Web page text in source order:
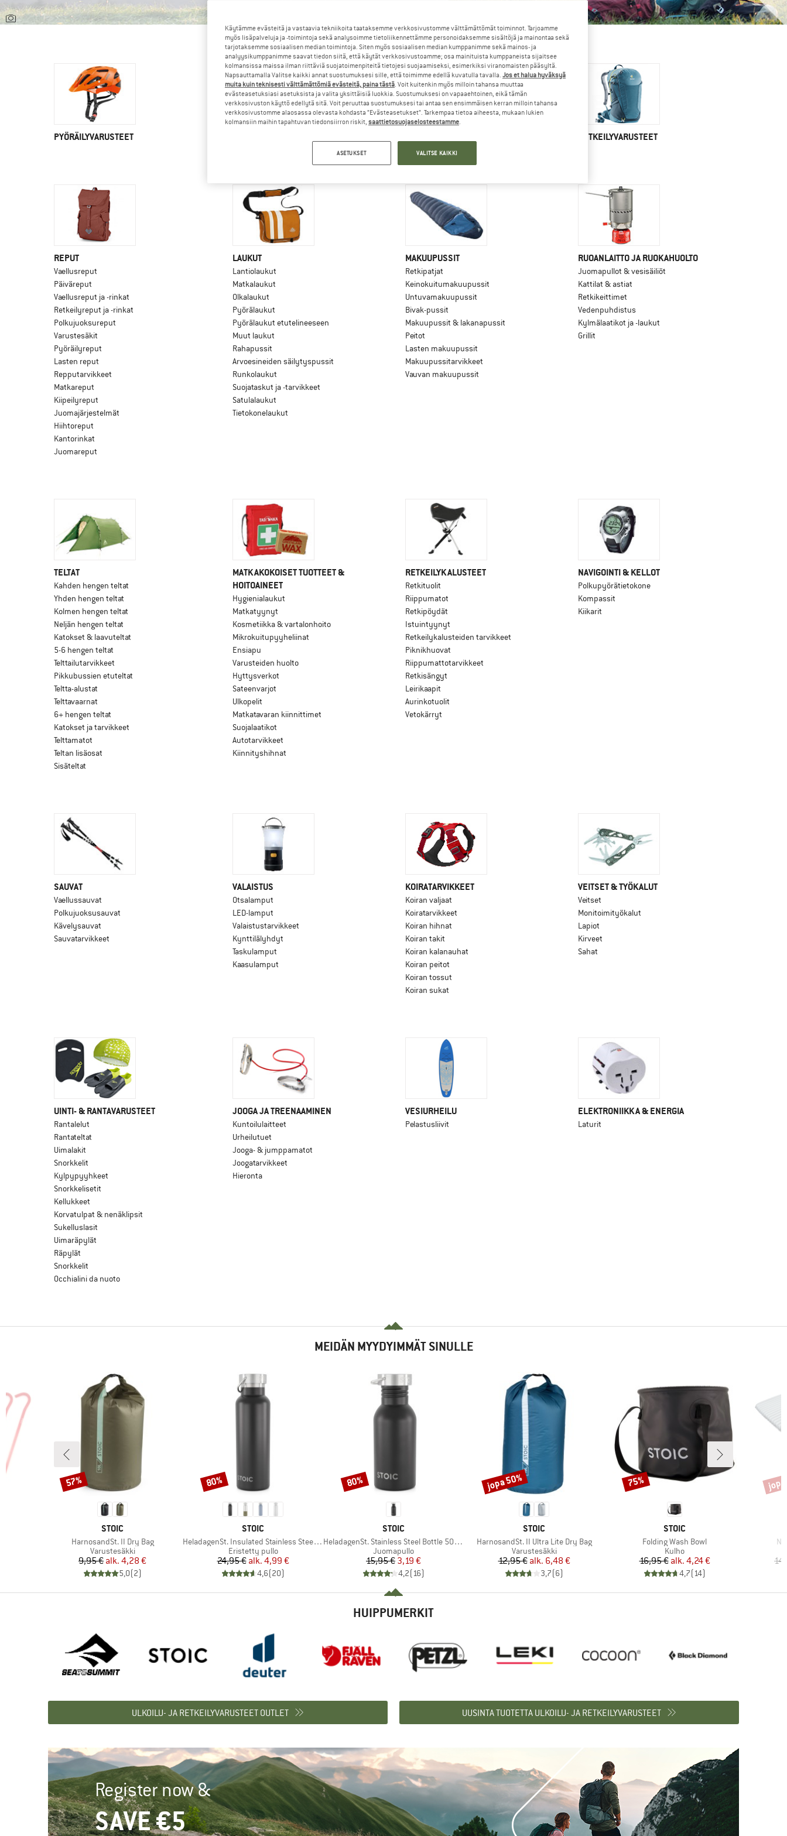
PYÖRÄILYVARUSTEET RETKEILYVARUSTEET
REPUT
Vaellusreput
Päiväreput
Vaellusreput ja -rinkat
Retkeilyreput ja -rinkat
Polkujuoksureput
Varustesäkit
Pyöräilyreput
Lasten reput
Repputarvikkeet
Matkareput
Kiipeilyreput
Juomajärjestelmät
Hiihtoreput
Kantorinkat
Juomareput
LAUKUT
Lantiolaukut
Matkalaukut
Olkalaukut
Pyörälaukut
Pyörälaukut etutelineeseen
Muut laukut
Rahapussit
Arvoesineiden säilytyspussit
Runkolaukut
Suojataskut ja -tarvikkeet
Satulalaukut
Tietokonelaukut
MAKUUPUSSIT
Retkipatjat
Keinokuitumakuupussit
Untuvamakuupussit
Bivak-pussit
Makuupussit & lakanapussit
Peitot
Lasten makuupussit
Makuupussitarvikkeet
Vauvan makuupussit
RUOANLAITTO JA RUOKAHUOLTO
Juomapullot & vesisäiliöt
Kattilat & astiat
Retkikeittimet
Vedenpuhdistus
Kylmälaatikot ja -laukut
Grillit
TELTAT
Kahden hengen teltat
Yhden hengen teltat
Kolmen hengen teltat
Neljän hengen teltat
Katokset & laavuteltat
5-6 hengen teltat
Telttailutarvikkeet
Pikkubussien etuteltat
Teltta-alustat
Telttavaarnat
6+ hengen teltat
Katokset ja tarvikkeet
Telttamatot
Teltan lisäosat
Sisäteltat
MATKAKOKOISET TUOTTEET &
HOITOAINEET
Hygienialaukut
Matkatyynyt
Kosmetiikka & vartalonhoito
Mikrokuitupyyheliinat
Ensiapu
Varusteiden huolto
Hyttysverkot
Sateenvarjot
Ulkopelit
Matkatavaran kiinnittimet
Suojalaatikot
Autotarvikkeet
Kiinnityshihnat
RETKEILYKALUSTEET
Retkituolit
Riippumatot
Retkipöydät
Istuintyynyt
Retkeilykalusteiden tarvikkeet
Piknikhuovat
Riippumattotarvikkeet
Retkisängyt
Leirikaapit
Aurinkotuolit
Vetokärryt
NAVIGOINTI & KELLOT
Polkupyörätietokone
Kompassit
Kiikarit
SAUVAT
Vaellussauvat
Polkujuoksusauvat
Kävelysauvat
Sauvatarvikkeet
VALAISTUS
Otsalamput
LED-lamput
Valaistustarvikkeet
Kynttilälyhdyt
Taskulamput
Kaasulamput
KOIRATARVIKKEET
Koiran valjaat
Koiratarvikkeet
Koiran hihnat
Koiran takit
Koiran kalanauhat
Koiran peitot
Koiran tossut
Koiran sukat
VEITSET & TYÖKALUT
Veitset
Monitoimityökalut
Lapiot
Kirveet
Sahat
UINTI- & RANTAVARUSTEET
Rantalelut
Rantateltat
Uimalakit
Snorkkelit
Kylpypyyhkeet
Snorkkelisetit
Kellukkeet
Korvatulpat & nenäklipsit
Sukelluslasit
Uimaräpylät
Räpylät
Snorkkelit
Occhialini da nuoto
JOOGA JA TREENAAMINEN
Kuntoilulaitteet
Urheilutuet
Jooga- & jumppamatot
Joogatarvikkeet
Hieronta
VESIURHEILU
Pelastusliivit
ELEKTRONIIKKA & ENERGIA
Laturit
MEIDÄN MYYDYIMMÄT SINULLE
MERKKI
STOIC
Tuote
HarnosandSt. II Dry Bag
Tuoteryhmä
Varustesäkki
Hinta
9,95 € Alennettu hinta
alk. 4,28 €
5,0(2)
Alennus
57%
MERKKI
STOIC
Tuote
HeladagenSt. Insulated Stainless Steel Bottle 500
Tuoteryhmä
Eristetty pullo
Hinta
24,95 € Alennettu hinta
alk. 4,99 €
4,6(20)
Alennus
80%
MERKKI
STOIC
Tuote
HeladagenSt. Stainless Steel Bottle 500ml
Tuoteryhmä
Juomapullo
Hinta
15,95 €Alennettu hinta
3,19 €
4,2( 16)
Alennus
80%
MERKKI
STOIC
Tuote
HarnosandSt. II Ultra Lite Dry Bag
Tuoteryhmä
Varustesäkki
Hinta
12,95 € Alennettu hinta
alk. 6,48 €
3,7(6)
Alennus
jopa 50%
MERKKI
STOIC
Tuote
Folding Wash Bowl
Tuoteryhmä
Kulho
Hinta
16,95 € Alennettu hinta
alk. 4,24 €
4,7( 14)
Alennus
75%
HUIPPUMERKIT
ULKOILU- JA RETKEILYVARUSTEET OUTLET UUSINTA TUOTETTA ULKOILU- JA RETKEILYVARUSTEET
Register now &
SAVE €5
Käytämme evästeitä ja vastaavia tekniikoita taataksemme verkkosivustomme välttämättömät toiminnot. Tarjoamme
myös lisäpalveluja ja -toimintoja sekä analysoimme tietoliikennettämme personoidaksemme sisältöjä ja mainontaa sekä
tarjotaksemme sosiaalisen median toimintoja. Siten myös sosiaalisen median kumppanimme sekä mainos- ja
analyysikumppanimme saavat tiedon siitä, että käytät verkkosivustoamme; osa mainituista kumppaneista sijaitsee
kolmansissa maissa ilman riittäviä suojatoimenpiteitä tietojesi suojaamiseksi, esimerkiksi viranomaisten pääsyltä.
Napsauttamalla Valitse kaikki annat suostumuksesi sille, että toimimme edellä kuvatulla tavalla. Jos et halua hyväksyä
muita kuin teknisesti välttämättömiä evästeitä, paina tästä. Voit kuitenkin myös milloin tahansa muuttaa
evästeasetuksiasi asetuksista ja valita yksittäisiä luokkia. Suostumuksesi on vapaaehtoinen, eikä tämän
verkkosivuston käyttö edellytä sitä. Voit peruuttaa suostumuksesi tai antaa sen ensimmäisen kerran milloin tahansa
verkkosivustomme alaosassa olevasta kohdasta ”Evästeasetukset”. Tarkempaa tietoa aiheesta, mukaan lukien
kolmansiin maihin tapahtuvan tiedonsiirron riskit, saattietosuojaselosteestamme.
ASETUKSET VALITSE KAIKKI